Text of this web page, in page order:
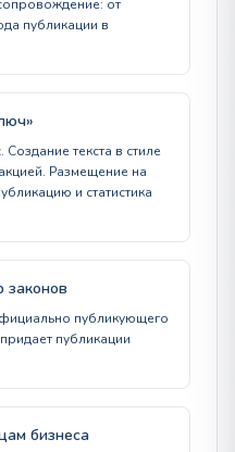
от
публикации в
текста в стиле
Размещение на
и статистика
законов
публикующего
публикации
бизнеса